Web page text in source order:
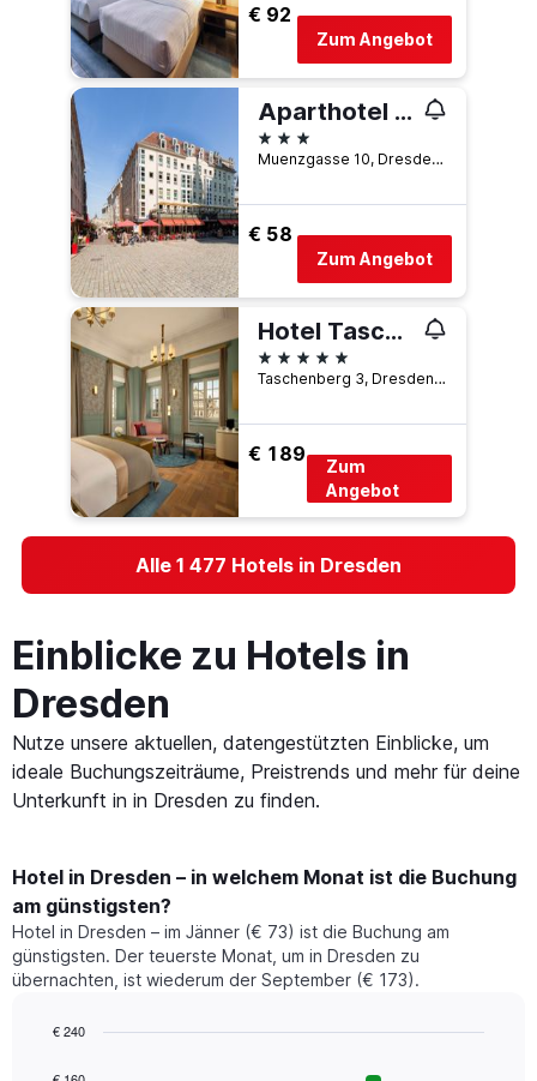
€ 92
Zum Angebot
Aparthotel Münzgasse
3 Sterne
Muenzgasse 10, Dresden, Sachsen, Deutschland
€ 58
Zum Angebot
Hotel Taschenbergpalais Kempinski Dresden
5 Sterne
Taschenberg 3, Dresden, Sachsen, Deutschland
€ 189
Zum
Angebot
Alle 1 477 Hotels in Dresden
Einblicke zu Hotels in
Dresden
Nutze unsere aktuellen, datengestützten Einblicke, um
ideale Buchungszeiträume, Preistrends und mehr für deine
Unterkunft in in Dresden zu finden.
Hotel in Dresden – in welchem Monat ist die Buchung
am günstigsten?
Hotel in Dresden – im Jänner (€ 73) ist die Buchung am
günstigsten. Der teuerste Monat, um in Dresden zu
übernachten, ist wiederum der September (€ 173).
chart
graphic.
€ 240